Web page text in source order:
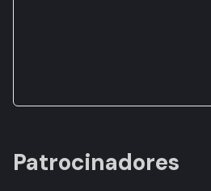
Patrocinadores